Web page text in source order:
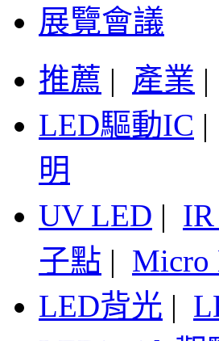
展覽會議
推薦 | 產業 |
LED驅動IC |
明
UV LED |
子點 | Micro
LED背光 |